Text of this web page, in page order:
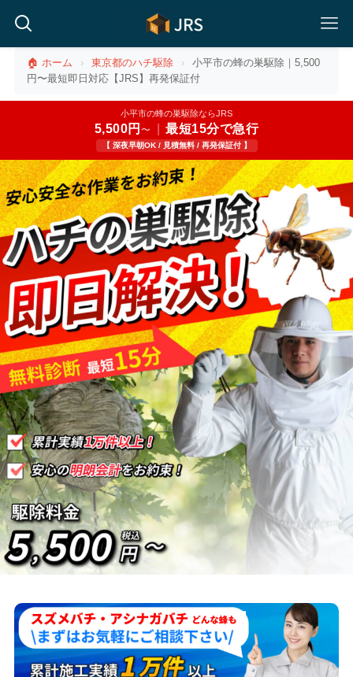
🏠 ホーム › 東京都のハチ駆除 ›
小平市の蜂の巣駆除｜5,500
円〜最短即日対応【JRS】再発保証付
小平市の蜂の巣駆除ならJRS
5,500円 〜 最短15分で急行
【 深夜早朝OK / 見積無料 / 再発保証付 】